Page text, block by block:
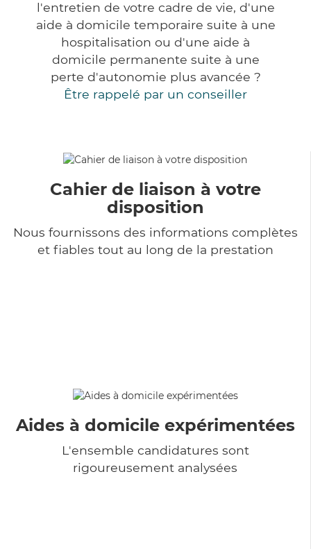
l'entretien de votre cadre de vie, d'une
aide à domicile temporaire suite à une
hospitalisation ou d'une aide à
domicile permanente suite à une
perte d'autonomie plus avancée ?
Être rappelé par un conseiller
Cahier de liaison à votre
disposition
Nous fournissons des informations complètes
et fiables tout au long de la prestation
Aides à domicile expérimentées
L'ensemble candidatures sont
rigoureusement analysées